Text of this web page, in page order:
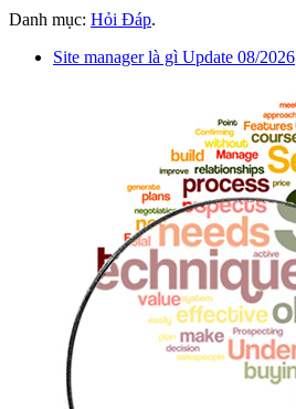
Danh mục: Hỏi Đáp.
Site manager là gì Update 08/2026